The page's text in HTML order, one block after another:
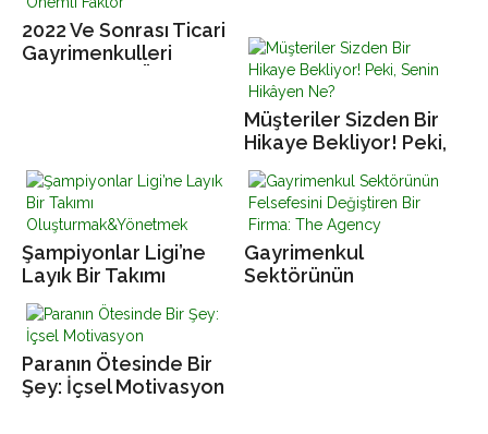
2022 Ve Sonrası Ticari
Gayrimenkulleri
Müşteriler Sizden Bir
Hikaye Bekliyor! Peki,
Senin Hikâyen Ne?
Şampiyonlar Ligi’ne
Layık Bir Takımı
Oluşturmak&Yönetmek
Gayrimenkul
Sektörünün
Paranın Ötesinde Bir
Şey: İçsel Motivasyon